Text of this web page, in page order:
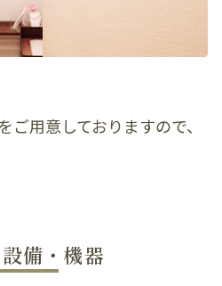
ご用意しておりますので、
備・機器